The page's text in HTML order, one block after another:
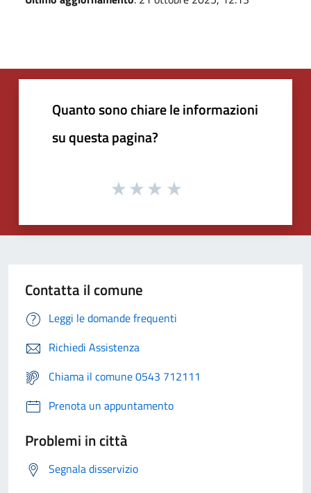
Quanto sono chiare le informazioni
su questa pagina?
Contatta il comune
Leggi le domande frequenti
Richiedi Assistenza
Chiama il comune 0543 712111
Prenota un appuntamento
Problemi in città
Segnala disservizio